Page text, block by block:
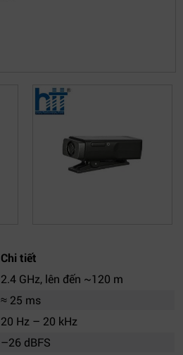
Chi tiết
2.4 GHz, lên đến ~120 m
≈ 25 ms
20 Hz – 20 kHz
–26 dBFS